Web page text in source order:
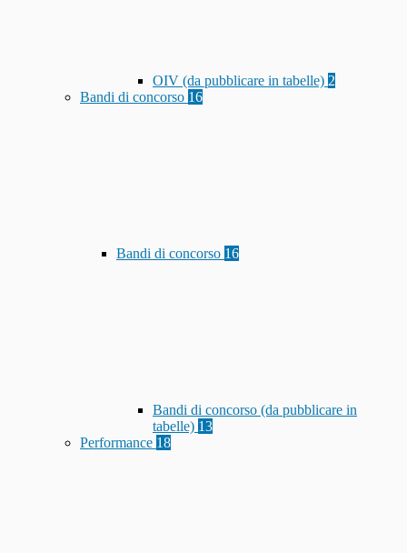
OIV (da pubblicare in tabelle) 2
Bandi di concorso 16
Bandi di concorso 16
Bandi di concorso (da pubblicare in
tabelle) 13
Performance 18